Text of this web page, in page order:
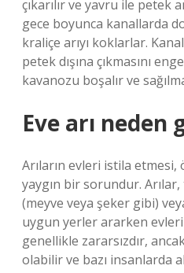
çıkarılır ve yavru ile petek
gece boyunca kanallarda
kraliçe arıyı koklarlar.
petek dışına çıkmasını
kavanozu boşalır ve
Eve arı neden
Arıların evleri istila etmesi,
yaygın bir sorundur. Arılar,
(meyve veya şeker gibi)
uygun yerler ararken
genellikle zararsızdır,
olabilir ve bazı insanlarda